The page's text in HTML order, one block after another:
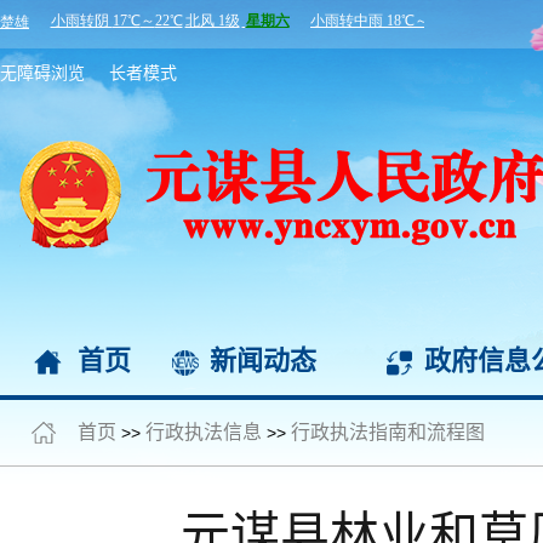
无障碍浏览 长者模式
首页 新闻动态 政府信息
首页 >> 行政执法信息 >> 行政执法指南和流程图